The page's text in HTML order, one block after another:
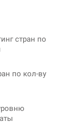
стран по
по кол-ву